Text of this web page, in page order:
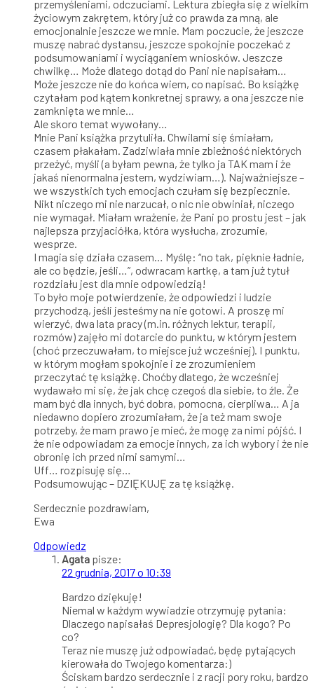
przemyśleniami, odczuciami. Lektura zbiegła się z wielkim
życiowym zakrętem, który już co prawda za mną, ale
emocjonalnie jeszcze we mnie. Mam poczucie, że jeszcze
muszę nabrać dystansu, jeszcze spokojnie poczekać z
podsumowaniami i wyciąganiem wniosków. Jeszcze
chwilkę… Może dlatego dotąd do Pani nie napisałam…
Może jeszcze nie do końca wiem, co napisać. Bo książkę
czytałam pod kątem konkretnej sprawy, a ona jeszcze nie
zamknięta we mnie…
Ale skoro temat wywołany…
Mnie Pani książka przytuliła. Chwilami się śmiałam,
czasem płakałam. Zadziwiała mnie zbieżność niektórych
przeżyć, myśli (a byłam pewna, że tylko ja TAK mam i że
jakaś nienormalna jestem, wydziwiam…). Najważniejsze –
we wszystkich tych emocjach czułam się bezpiecznie.
Nikt niczego mi nie narzucał, o nic nie obwiniał, niczego
nie wymagał. Miałam wrażenie, że Pani po prostu jest – jak
najlepsza przyjaciółka, która wysłucha, zrozumie,
wesprze.
I magia się działa czasem… Myślę: “no tak, pięknie ładnie,
ale co będzie, jeśli…”, odwracam kartkę, a tam już tytuł
rozdziału jest dla mnie odpowiedzią!
To było moje potwierdzenie, że odpowiedzi i ludzie
przychodzą, jeśli jesteśmy na nie gotowi. A proszę mi
wierzyć, dwa lata pracy (m.in. różnych lektur, terapii,
rozmów) zajęło mi dotarcie do punktu, w którym jestem
(choć przeczuwałam, to miejsce już wcześniej). I punktu,
w którym mogłam spokojnie i ze zrozumieniem
przeczytać tę książkę. Choćby dlatego, że wcześniej
wydawało mi się, że jak chcę czegoś dla siebie, to źle. Że
mam być dla innych, być dobra, pomocna, cierpliwa… A ja
niedawno dopiero zrozumiałam, że ja też mam swoje
potrzeby, że mam prawo je mieć, że mogę za nimi pójść. I
że nie odpowiadam za emocje innych, za ich wybory i że nie
obronię ich przed nimi samymi…
Uff… rozpisuję się…
Podsumowując – DZIĘKUJĘ za tę książkę.
Serdecznie pozdrawiam,
Ewa
Odpowiedz
Agata pisze:
22 grudnia, 2017 o 10:39
Bardzo dziękuję!
Niemal w każdym wywiadzie otrzymuję pytania:
Dlaczego napisałaś Depresjologię? Dla kogo? Po
co?
Teraz nie muszę już odpowiadać, będę pytających
kierowała do Twojego komentarza:)
Ściskam bardzo serdecznie i z racji pory roku, bardzo